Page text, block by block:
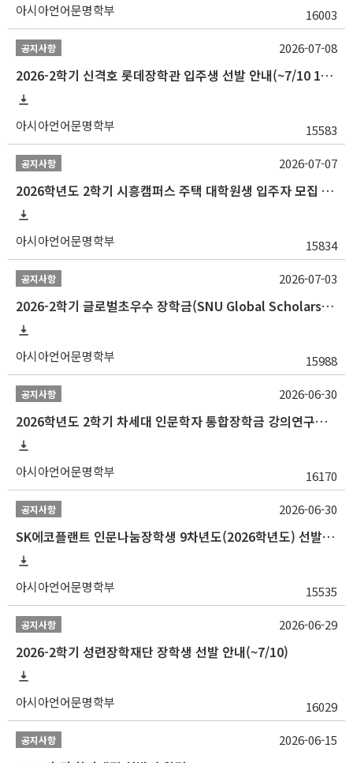
아시아언어문명학부 16003
공지사항
2026-2학기 신격호 롯데장학관 입주생 선발 안내(~7/10 10:00)
아시아언어문명학부 15583
2026-07-08
공지사항
2026학년도 2학기 시흥캠퍼스 주택 대학원생 입주자 모집 안내
아시아언어문명학부 15834
2026-07-07
공지사항
2026-2학기 글로벌초우수 장학금(SNU Global Scholarship, GS) 신청 안내(~7/12 23:00)
아시아언어문명학부 15988
2026-07-03
공지사항
2026학년도 2학기 차세대 인문학자 통합장학금 강의연구조교 선발 안내(~7/8)
아시아언어문명학부 16170
2026-06-30
공지사항
SK에코플랜트 인문나눔장학생 9차년도(2026학년도) 선발 안내(~7/20)
아시아언어문명학부 15535
2026-06-30
공지사항
2026-2학기 성련장학재단 장학생 선발 안내(~7/10)
아시아언어문명학부 16029
2026-06-29
공지사항 2026-06-15